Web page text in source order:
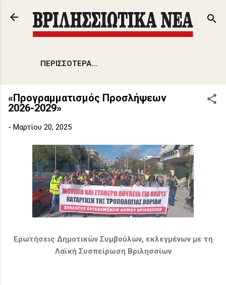
Μετάβαση στο κύριο περιεχόμενο
ΠΕΡΙΣΣΌΤΕΡΑ…
«Προγραμματισμός Προσλήψεων
2026-2029»
- Μαρτίου 20, 2025
Ερωτήσεις Δημοτικών Συμβούλων, εκλεγμένων με τη
Λαϊκή Συσπείρωση Βριλησσίων